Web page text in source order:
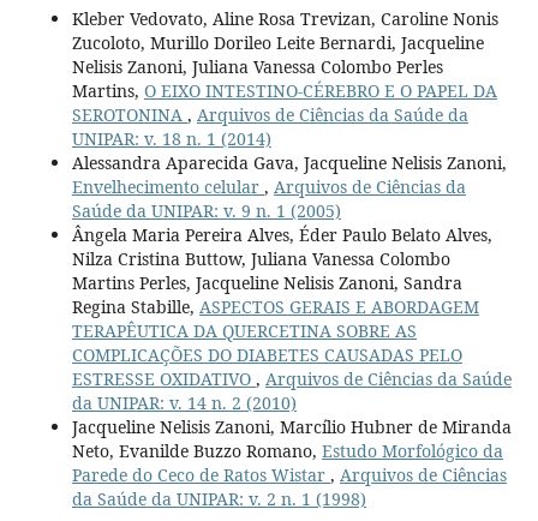
Kleber Vedovato, Aline Rosa Trevizan, Caroline Nonis
Zucoloto, Murillo Dorileo Leite Bernardi, Jacqueline
Nelisis Zanoni, Juliana Vanessa Colombo Perles
Martins, O EIXO INTESTINO-CÉREBRO E O PAPEL DA
SEROTONINA , Arquivos de Ciências da Saúde da
UNIPAR: v. 18 n. 1 (2014)
Alessandra Aparecida Gava, Jacqueline Nelisis Zanoni,
Envelhecimento celular , Arquivos de Ciências da
Saúde da UNIPAR: v. 9 n. 1 (2005)
Ângela Maria Pereira Alves, Éder Paulo Belato Alves,
Nilza Cristina Buttow, Juliana Vanessa Colombo
Martins Perles, Jacqueline Nelisis Zanoni, Sandra
Regina Stabille, ASPECTOS GERAIS E ABORDAGEM
TERAPÊUTICA DA QUERCETINA SOBRE AS
COMPLICAÇÕES DO DIABETES CAUSADAS PELO
ESTRESSE OXIDATIVO , Arquivos de Ciências da Saúde
da UNIPAR: v. 14 n. 2 (2010)
Jacqueline Nelisis Zanoni, Marcílio Hubner de Miranda
Neto, Evanilde Buzzo Romano, Estudo Morfológico da
Parede do Ceco de Ratos Wistar , Arquivos de Ciências
da Saúde da UNIPAR: v. 2 n. 1 (1998)